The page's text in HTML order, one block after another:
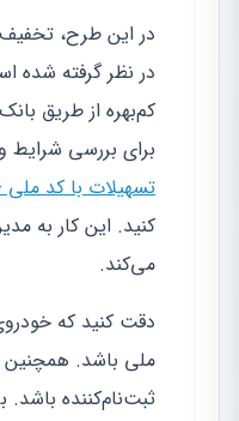
در این طرح،
در نظر گرفته شده
کم‌بهره از طریق
برای بررسی شرایط
تسهیلات با کد
کنید. این کار به
می‌کند.
دقت کنید که
ملی باشد. همچنین
ثبت‌نام‌کننده باشد.